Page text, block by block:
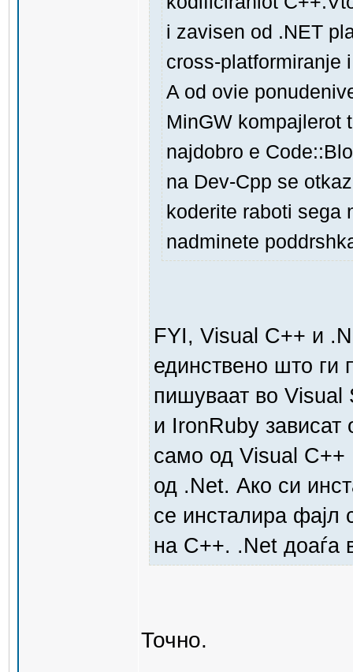
i zavisen od .NET
cross-platformiranje
A od ovie
MinGW kompajlerot
najdobro e
na Dev-Cpp se
koderite raboti sega
nadminete
FYI, Visual C++ и
единствено што ги
пишуваат во
и IronRuby
само од Visual C++
од .Net. Ако си
се инсталира фајл
на C++. .Net доаѓа
Точно.